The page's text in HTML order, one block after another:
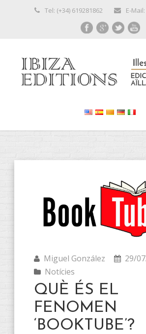
Tel: (+34) 619281862 E-
Miguel González
29/
Notícies
QUÈ ÉS EL
FENOMEN
‘BOOKTUBE’?